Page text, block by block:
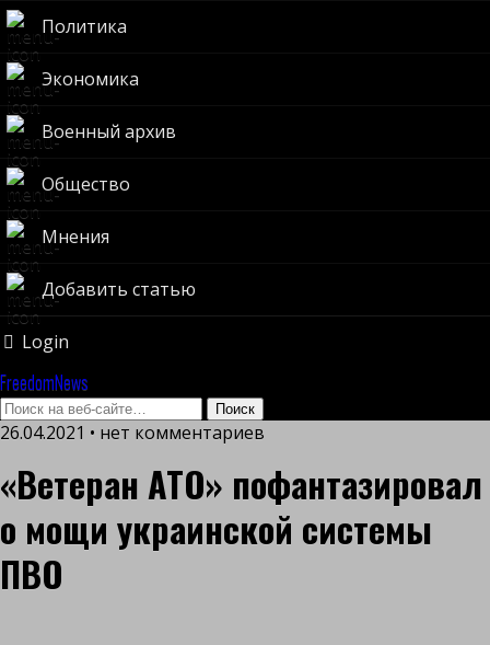
Политика
Экономика
Военный архив
Общество
Мнения
Добавить статью
Login
FreedomNews
26.04.2021 • нет комментариев
«Ветеран АТО» пофантазировал
о мощи украинской системы
ПВО